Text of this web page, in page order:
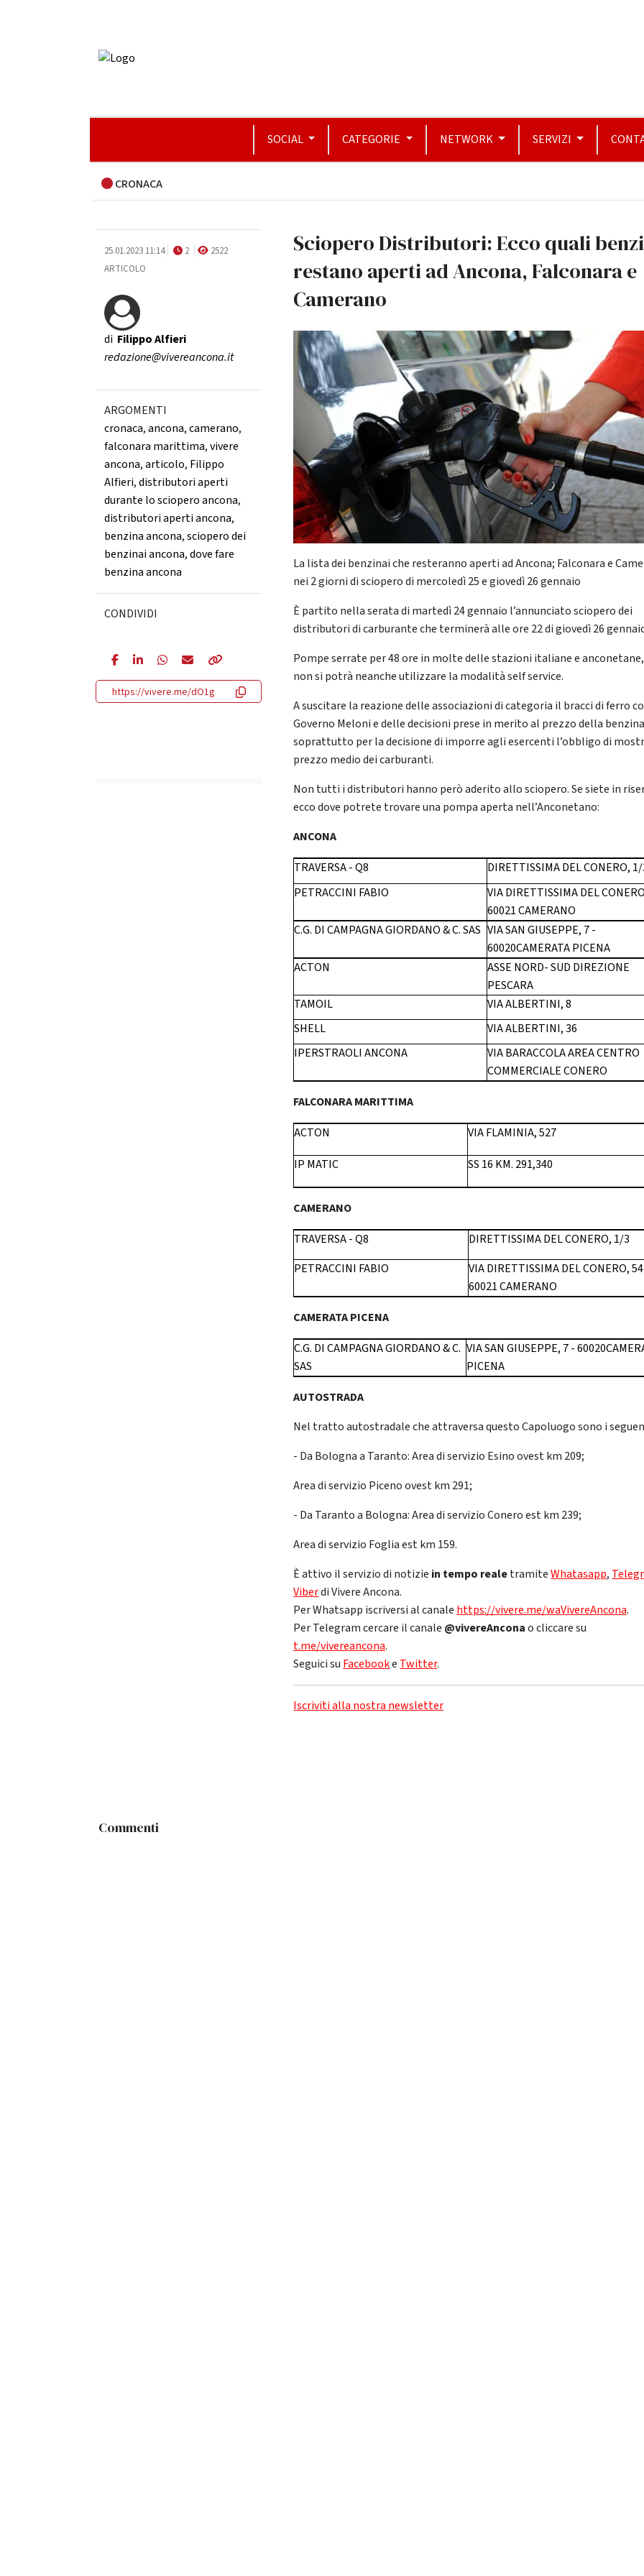
SOCIAL CATEGORIE NETWORK SERVIZI
CRONACA
25.01.2023 11:14 2
2522
ARTICOLO
diFilippo Alfieri
redazione@vivereancona.it
ARGOMENTI
cronaca,ancona,camerano,
falconara marittima,vivere
ancona,articolo, Filippo
Alfieri,distributori aperti
durante lo sciopero ancona,
distributori aperti ancona,
benzina ancona,sciopero dei
benzinai ancona,dove fare
benzina ancona
CONDIVIDI
https://vivere.me/dO1g
Sciopero Distributori: Ecco quali
restano aperti ad Ancona, Falconara e
Camerano
La lista dei benzinai che resteranno aperti ad Ancona; Falconara e
nei 2 giorni di sciopero di mercoledì 25 e giovedì 26 gennaio
È partito nella serata di martedì 24 gennaio l’annunciato sciopero dei
distributori di carburante che terminerà alle ore 22 di giovedì 26
Pompe serrate per 48 ore in molte delle stazioni italiane e
non si potrà neanche utilizzare la modalità self service.
A suscitare la reazione delle associazioni di categoria il bracci di ferro
Governo Meloni e delle decisioni prese in merito al prezzo della
soprattutto per la decisione di imporre agli esercenti l’obbligo di
prezzo medio dei carburanti.
Non tutti i distributori hanno però aderito allo sciopero. Se siete in
ecco dove potrete trovare una pompa aperta nell’Anconetano:
ANCONA
TRAVERSA - Q8
DIRETTISSIMA DEL CONERO,
PETRACCINI FABIO
VIA DIRETTISSIMA DEL
60021 CAMERANO
C.G. DI CAMPAGNA GIORDANO & C. SAS VIA SAN GIUSEPPE, 7 -
60020CAMERATA PICENA
ACTON
ASSE NORD- SUD DIREZIONE
PESCARA
TAMOIL
VIA ALBERTINI, 8
SHELL
VIA ALBERTINI, 36
IPERSTRAOLI ANCONA
VIA BARACCOLA AREA CENTRO
COMMERCIALE CONERO
FALCONARA MARITTIMA
ACTON
VIA FLAMINIA, 527
IP MATIC
SS 16 KM. 291,340
CAMERANO
TRAVERSA - Q8
DIRETTISSIMA DEL CONERO, 1/3
PETRACCINI FABIO
VIA DIRETTISSIMA DEL CONERO,
60021 CAMERANO
CAMERATA PICENA
C.G. DI CAMPAGNA GIORDANO & C.
SAS
VIA SAN GIUSEPPE, 7 -
PICENA
AUTOSTRADA
Nel tratto autostradale che attraversa questo Capoluogo sono i
- Da Bologna a Taranto: Area di servizio Esino ovest km 209;
Area di servizio Piceno ovest km 291;
- Da Taranto a Bologna: Area di servizio Conero est km 239;
Area di servizio Foglia est km 159.
È attivo il servizio di notizie in tempo realetramiteWhatasapp,
Viberdi Vivere Ancona.
Per Whatsapp iscriversi al canale https://vivere.me/waVivereAncona.
Per Telegram cercare il canale @vivereAnconao cliccare su
t.me/vivereancona.
Seguici su Facebooke Twitter.
Iscriviti alla nostra newsletter
Commenti